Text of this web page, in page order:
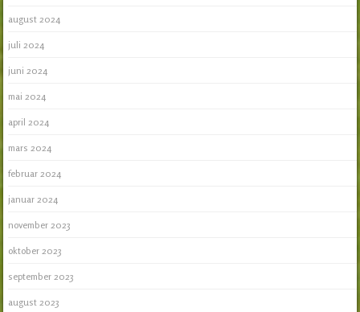
august 2024
juli 2024
juni 2024
mai 2024
april 2024
mars 2024
februar 2024
januar 2024
november 2023
oktober 2023
september 2023
august 2023